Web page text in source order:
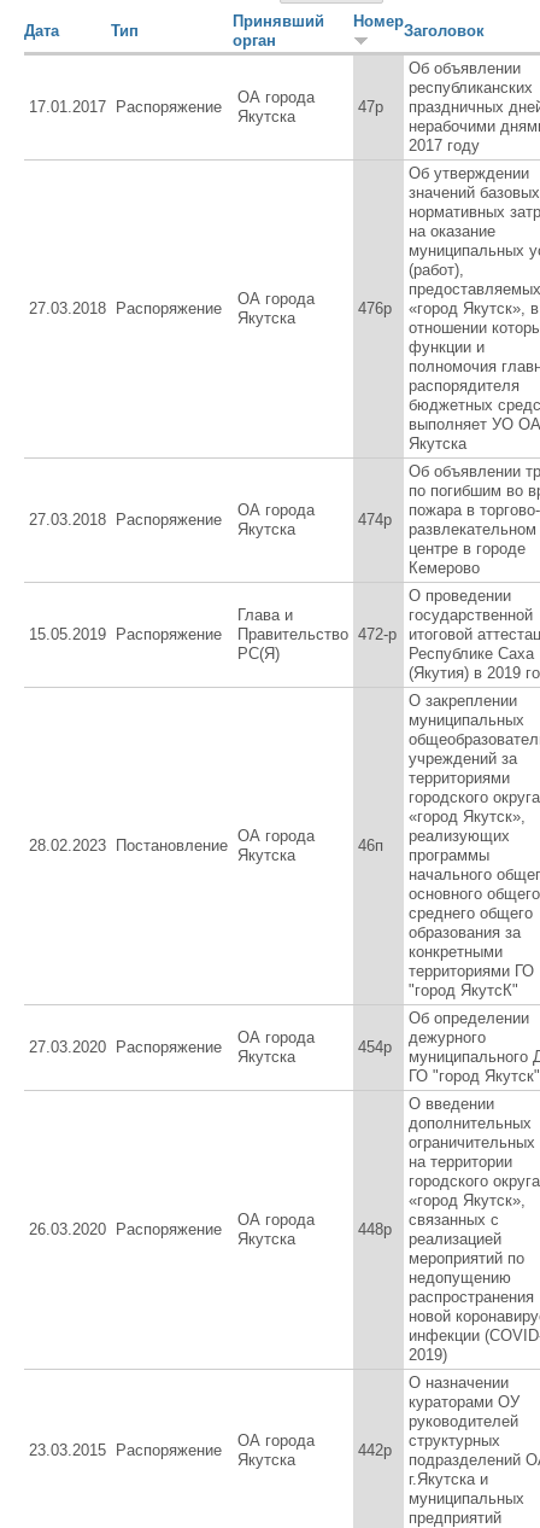
Дата Тип
Принявший
орган
Номер
Заголовок
17.01.2017 Распоряжение
ОА города
Якутска
47р
Об объявлении
республиканских
праздничных
нерабочими
2017 году
27.03.2018 Распоряжение
ОА города
Якутска
476р
Об утверждении
значений базовых
нормативных
на оказание
муниципальных
(работ),
«город Якутск», в
отношении
функции и
полномочия
распорядителя
бюджетных
выполняет УО ОА
Якутска
27.03.2018 Распоряжение
ОА города
Якутска
474р
Об объявлении
по погибшим во
пожара в торгово-
развлекательном
центре в городе
Кемерово
15.05.2019 Распоряжение
Глава и
Правительство
РС(Я)
472-р
О проведении
государственной
итоговой
Республике Саха
(Якутия) в 2019
28.02.2023 Постановление
ОА города
Якутска
46п
О закреплении
муниципальных
учреждений за
территориями
городского округа
«город Якутск»,
реализующих
программы
начального
основного
среднего общего
образования за
конкретными
территориями ГО
"город ЯкутсК"
27.03.2020 Распоряжение
ОА города
Якутска
454p
Об определении
дежурного
муниципального
ГО "город Якутск"
26.03.2020 Распоряжение
ОА города
Якутска
448р
О введении
дополнительных
на территории
городского округа
«город Якутск»,
связанных с
реализацией
мероприятий по
недопущению
распространения
новой
инфекции
2019)
23.03.2015 Распоряжение
ОА города
Якутска
442р
О назначении
кураторами ОУ
руководителей
структурных
подразделений
г.Якутска и
муниципальных
предприятий